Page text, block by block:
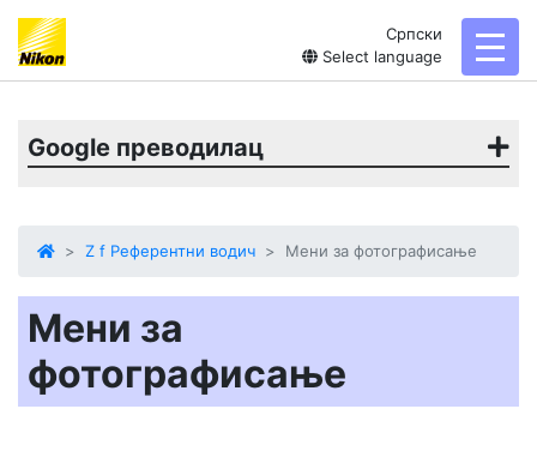
Српски
Select language
Google преводилац
Z f Референтни водич Мени за фотографисање
Мени за
фотографисање